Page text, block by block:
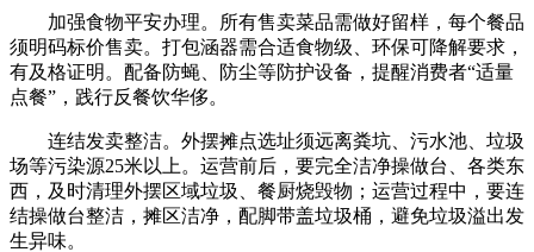
加强食物平安办理。所有售卖菜品需做好留样，每个餐品
须明码标价售卖。打包涵器需合适食物级、环保可降解要求，
有及格证明。配备防蝇、防尘等防护设备，提醒消费者“适量
点餐”，践行反餐饮华侈。
连结发卖整洁。外摆摊点选址须远离粪坑、污水池、垃圾
场等污染源25米以上。运营前后，要完全洁净操做台、各类东
西，及时清理外摆区域垃圾、餐厨烧毁物；运营过程中，要连
结操做台整洁，摊区洁净，配脚带盖垃圾桶，避免垃圾溢出发
生异味。